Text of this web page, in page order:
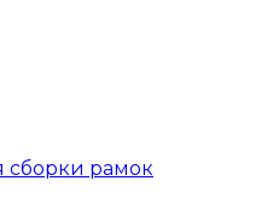
сборки рамок